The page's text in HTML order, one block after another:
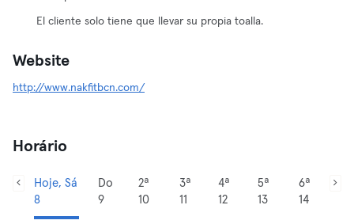
El cliente solo tiene que llevar su propia toalla.
Website
http://www.nakfitbcn.com/
Horário
Hoje, Sá
8
Do
9
2ª
10
3ª
11
4ª
12
5ª
13
6ª
14